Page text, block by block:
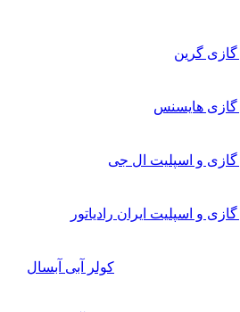
گازی گرین
گازی هایسنس
گازی و اسپلیت ال جی
و اسپلیت ایران رادیاتور
کولر آبی آبسال